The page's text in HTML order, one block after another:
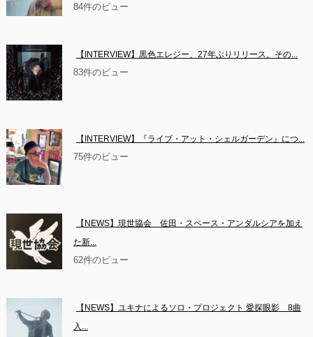
84件のビュー
【INTERVIEW】黒色エレジー、27年ぶりリリース。その...
83件のビュー
【INTERVIEW】『ライブ・アット・シェルガーデン』につ...
75件のビュー
【NEWS】現世協会　佐田・スペース・アンダルシアを加え
た新...
62件のビュー
【NEWS】ユキナによるソロ・プロジェクト 愛探眼影　8曲
入...